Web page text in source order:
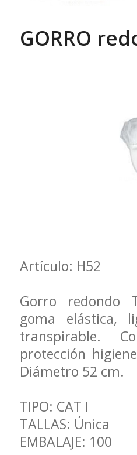
GORRO
Artículo: H52
Gorro redondo
goma elástica,
transpirable.
protección
Diámetro 52 cm.
TIPO: CAT I
TALLAS: Única
EMBALAJE: 100